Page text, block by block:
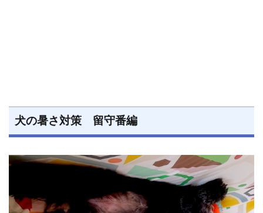
犬の暑さ対策 留守番編